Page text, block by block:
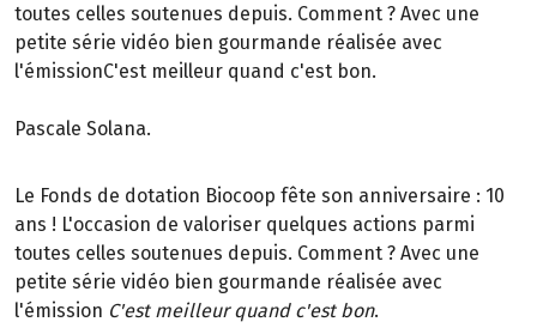
toutes celles soutenues depuis. Comment ? Avec une
petite série vidéo bien gourmande réalisée avec
l'émissionC'est meilleur quand c'est bon.
Pascale Solana.
Le Fonds de dotation Biocoop fête son anniversaire : 10
ans ! L'occasion de valoriser quelques actions parmi
toutes celles soutenues depuis. Comment ? Avec une
petite série vidéo bien gourmande réalisée avec
l'émission C'est meilleur quand c'est bon.